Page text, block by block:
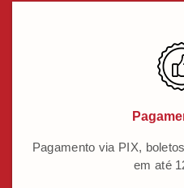
Pagamento via PIX,
em até